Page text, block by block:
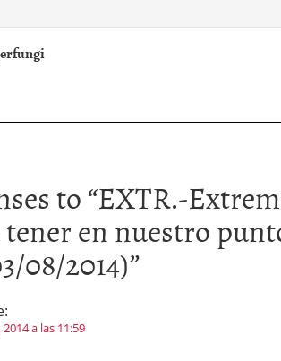
to “EXTR.-
tener en nuestro
08/2014)”
a las 11:59